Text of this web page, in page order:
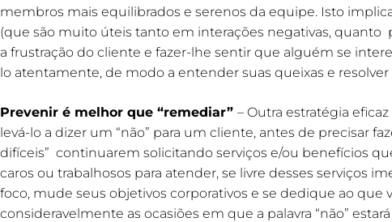
membros mais equilibrados e serenos da equipe. Isto
(que são muito úteis tanto em interações negativas, quanto
a frustração do cliente e fazer-lhe sentir que alguém se
lo atentamente, de modo a entender suas queixas e
Prevenir é melhor que “remediar” – Outra estratégia
levá-lo a dizer um “não” para um cliente, antes de precisar
difíceis” continuarem solicitando serviços e/ou benefícios
caros ou trabalhosos para atender, se livre desses serviços
foco, mude seus objetivos corporativos e se dedique ao que
consideravelmente as ocasiões em que a palavra “não”